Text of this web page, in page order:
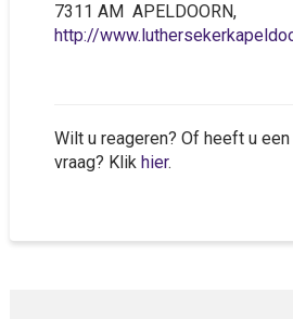
7311 AM APELDOORN,
http://
Wilt u reageren? Of heeft u
vraag? Klik hier.